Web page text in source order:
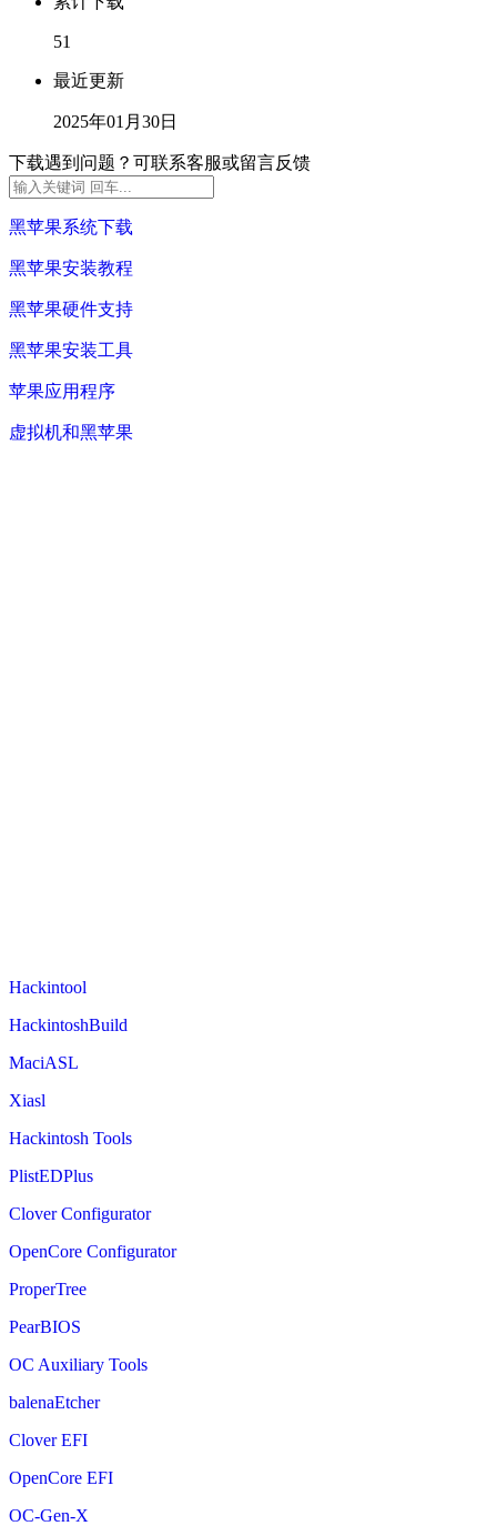
51
最近更新
2025年01月30日
下载遇到问题？可联系客服或留言反馈
黑苹果系统下载
黑苹果安装教程
黑苹果硬件支持
黑苹果安装工具
苹果应用程序
虚拟机和黑苹果
Hackintool
HackintoshBuild
MaciASL
Xiasl
Hackintosh Tools
PlistEDPlus
Clover Configurator
OpenCore Configurator
ProperTree
PearBIOS
OC Auxiliary Tools
balenaEtcher
Clover EFI
OpenCore EFI
OC-Gen-X